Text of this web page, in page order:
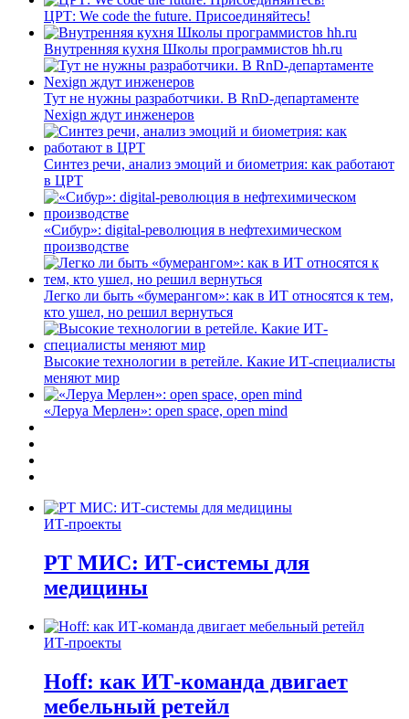
ЦРТ: We code the future. Присоединяйтесь!
Внутренняя кухня Школы программистов hh.ru
Тут не нужны разработчики. В RnD-департаменте
Nexign ждут инженеров
Синтез речи, анализ эмоций и биометрия: как работают
в ЦРТ
«Сибур»: digital-революция в нефтехимическом
производстве
Легко ли быть «бумерангом»: как в ИТ относятся к тем,
кто ушел, но решил вернуться
Высокие технологии в ретейле. Какие ИТ-специалисты
меняют мир
«Леруа Мерлен»: open space, open mind
ИТ-проекты
РТ МИС: ИТ-системы для
медицины
ИТ-проекты
Hoff: как ИТ-команда двигает
мебельный ретейл